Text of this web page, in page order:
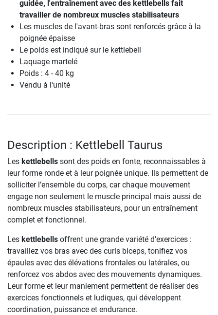
guidée, l'entraînement avec des kettlebells fait
travailler de nombreux muscles stabilisateurs
Les muscles de l'avant-bras sont renforcés grâce à la
poignée épaisse
Le poids est indiqué sur le kettlebell
Laquage martelé
Poids : 4 - 40 kg
Vendu à l'unité
Description : Kettlebell Taurus
Les kettlebells sont des poids en fonte, reconnaissables à
leur forme ronde et à leur poignée unique. Ils permettent de
solliciter l’ensemble du corps, car chaque mouvement
engage non seulement le muscle principal mais aussi de
nombreux muscles stabilisateurs, pour un entraînement
complet et fonctionnel.
Les kettlebells offrent une grande variété d’exercices :
travaillez vos bras avec des curls biceps, tonifiez vos
épaules avec des élévations frontales ou latérales, ou
renforcez vos abdos avec des mouvements dynamiques.
Leur forme et leur maniement permettent de réaliser des
exercices fonctionnels et ludiques, qui développent
coordination, puissance et endurance.